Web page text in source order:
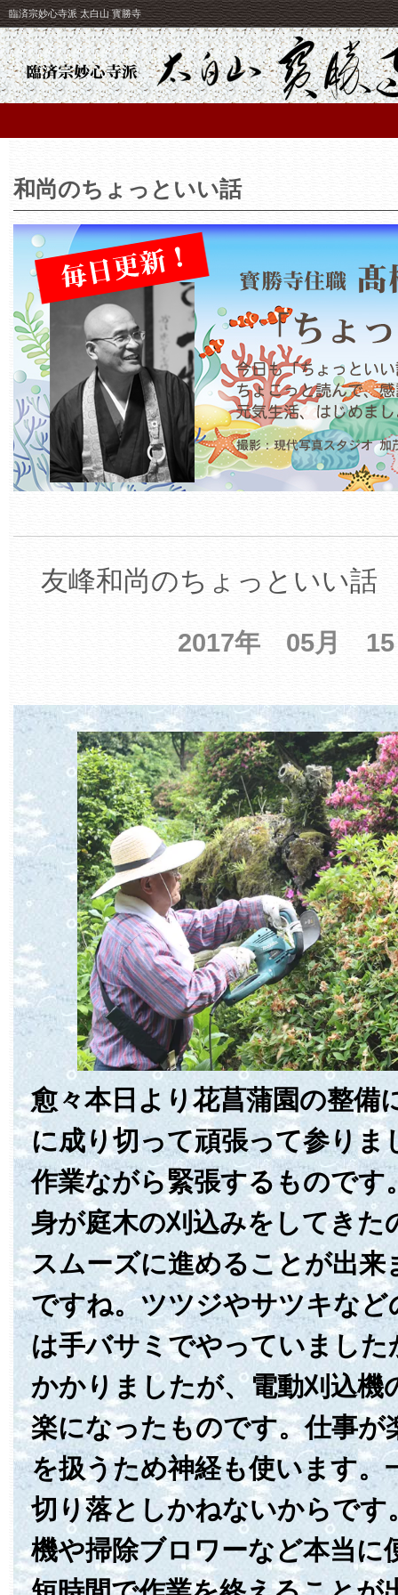
臨済宗妙心寺派 太白山 寳勝寺
和尚のちょっといい話
友峰和尚のちょっといい話
2017年 05月
愈々本日より花菖蒲園の整備
に成り切って頑張って参りま
作業ながら緊張するものです
身が庭木の刈込みをしてきた
スムーズに進めることが出来
ですね。ツツジやサツキなど
は手バサミでやっていました
かかりましたが、電動刈込機
楽になったものです。仕事が
を扱うため神経も使います。
切り落としかねないからです
機や掃除ブロワーなど本当に